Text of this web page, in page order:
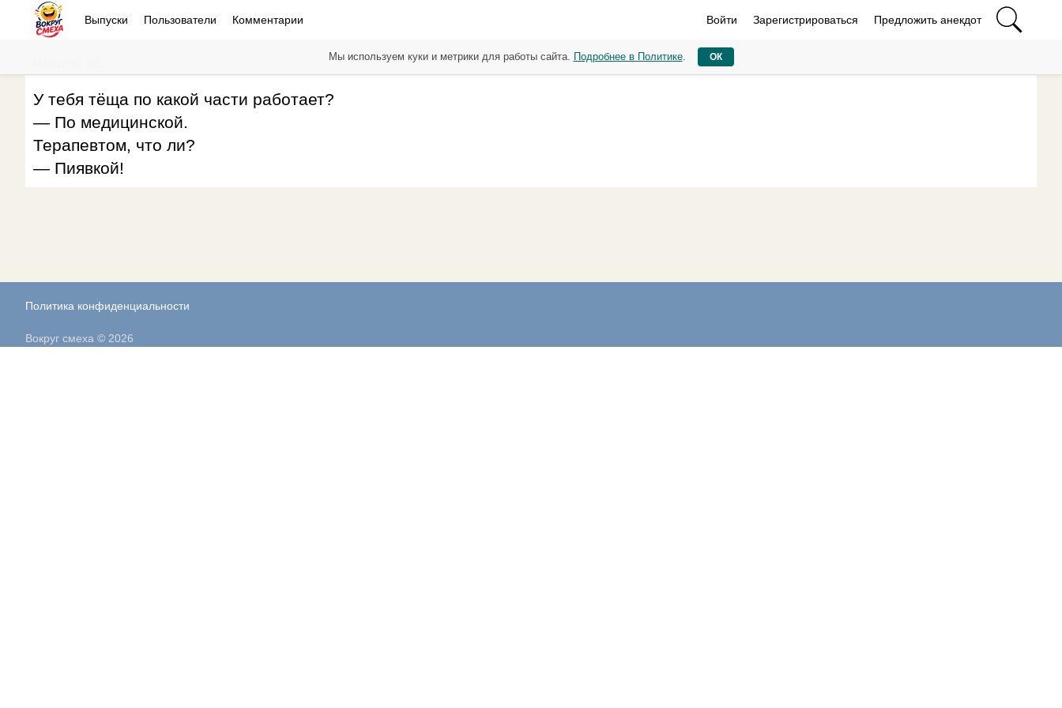
Выпуски Пользователи Комментарии Войти Зарегистрироваться Предложить анекдот
У тебя тёща по какой части работает?
— По медицинской.
Терапевтом, что ли?
— Пиявкой!
Политика конфиденциальности
Мы используем куки и метрики для работы сайта. Подробнее в Политике. ОК
Вокруг смеха © 2026